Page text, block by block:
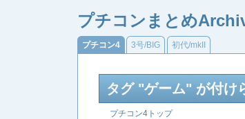
プチコンまとめ
プチコン4 3号/BIG 初代/mkII
タグ "ゲーム" が付け
プチコン4トップ